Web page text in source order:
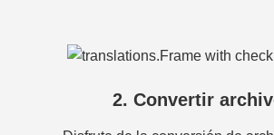
2. Convertir